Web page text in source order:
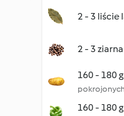
2 - 3 liście
2 - 3
160 - 180
160 - 180